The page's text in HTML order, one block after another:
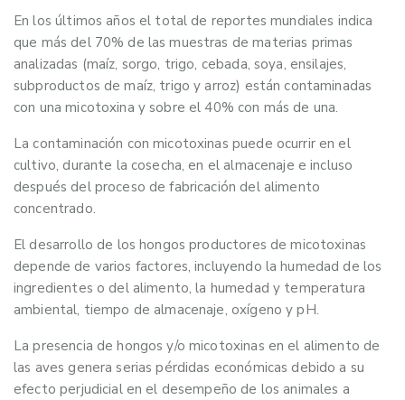
En los últimos años el total de reportes mundiales indica
que más del 70% de las muestras de materias primas
analizadas (maíz, sorgo, trigo, cebada, soya, ensilajes,
subproductos de maíz, trigo y arroz) están contaminadas
con una micotoxina y sobre el 40% con más de una.
La contaminación con micotoxinas puede ocurrir en el
cultivo, durante la cosecha, en el almacenaje e incluso
después del proceso de fabricación del alimento
concentrado.
El desarrollo de los hongos productores de micotoxinas
depende de varios factores, incluyendo la humedad de los
ingredientes o del alimento, la humedad y temperatura
ambiental, tiempo de almacenaje, oxígeno y pH.
La presencia de hongos y/o micotoxinas en el alimento de
las aves genera serias pérdidas económicas debido a su
efecto perjudicial en el desempeño de los animales a